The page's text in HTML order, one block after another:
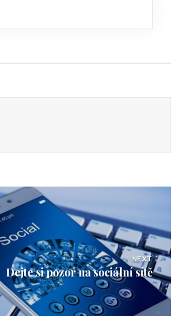
NEXT
Dejte si pozor na sociální sítě